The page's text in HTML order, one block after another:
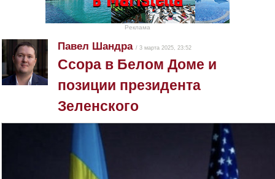
Реклама
Павел Шандра / 3 марта 2025, 23:52
Ссора в Белом Доме и
позиции президента
Зеленского